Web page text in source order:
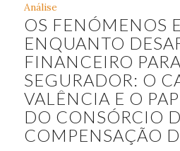
Análise
OS FENÓMENOS
ENQUANTO
FINANCEIRO
SEGURADOR: O
VALÊNCIA E O
DO CONSÓRCIO
COMPENSAÇÃO